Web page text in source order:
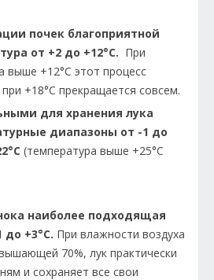
почек благоприятной
от +2 до +12°С. При
выше +12°С этот процесс
+18°С прекращается совсем.
для хранения лука
диапазоны от -1 до
(температура выше +25°С
наиболее подходящая
до +3°С. При влажности воздуха
70%, лук практически
и сохраняет все свои